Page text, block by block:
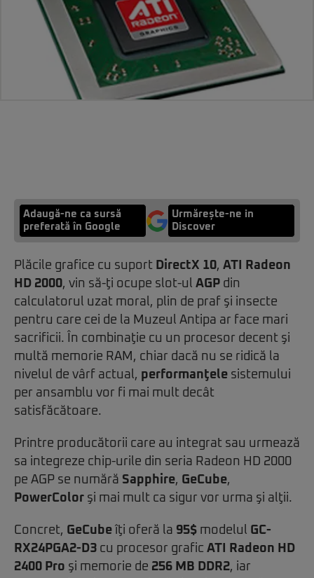
Adaugă-ne ca sursă
preferată în Google
Urmărește-ne in
Discover
Plăcile grafice cu suport DirectX 10, ATI Radeon
HD 2000, vin să-ţi ocupe slot-ul AGP din
calculatorul uzat moral, plin de praf şi insecte
pentru care cei de la Muzeul Antipa ar face mari
sacrificii. În combinaţie cu un procesor decent şi
multă memorie RAM, chiar dacă nu se ridică la
nivelul de vârf actual, performanţele sistemului
per ansamblu vor fi mai mult decât
satisfăcătoare.
Printre producătorii care au integrat sau urmează
sa integreze chip-urile din seria Radeon HD 2000
pe AGP se numără Sapphire, GeCube,
PowerColor şi mai mult ca sigur vor urma şi alţii.
Concret, GeCube îţi oferă la 95$ modelul GC-
RX24PGA2-D3 cu procesor grafic ATI Radeon HD
2400 Pro şi memorie de 256 MB DDR2, iar